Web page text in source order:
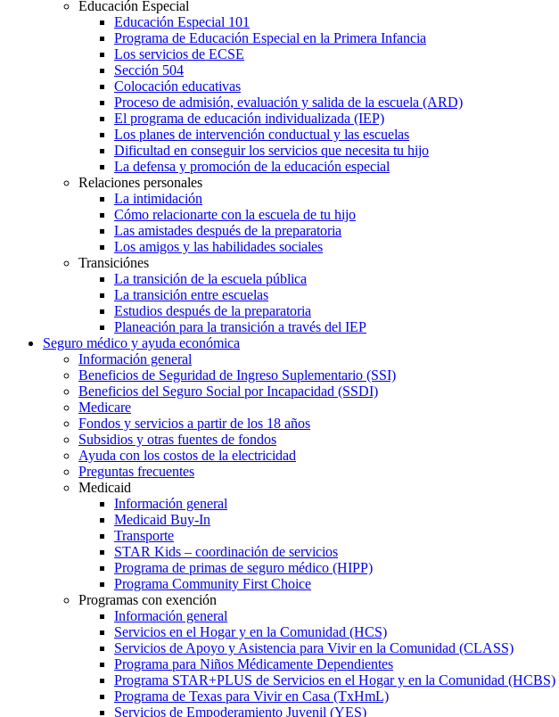
Educación Especial
Educación Especial 101
Programa de Educación Especial en la Primera Infancia
Los servicios de ECSE
Sección 504
Colocación educativas
Proceso de admisión, evaluación y salida de la escuela (ARD)
El programa de educación individualizada (IEP)
Los planes de intervención conductual y las escuelas
Dificultad en conseguir los servicios que necesita tu hijo
La defensa y promoción de la educación especial
Relaciones personales
La intimidación
Cómo relacionarte con la escuela de tu hijo
Las amistades después de la preparatoria
Los amigos y las habilidades sociales
Transiciónes
La transición de la escuela pública
La transición entre escuelas
Estudios después de la preparatoria
Planeación para la transición a través del IEP
Seguro médico y ayuda económica
Información general
Beneficios de Seguridad de Ingreso Suplementario (SSI)
Beneficios del Seguro Social por Incapacidad (SSDI)
Medicare
Fondos y servicios a partir de los 18 años
Subsidios y otras fuentes de fondos
Ayuda con los costos de la electricidad
Preguntas frecuentes
Medicaid
Información general
Medicaid Buy-In
Transporte
STAR Kids – coordinación de servicios
Programa de primas de seguro médico (HIPP)
Programa Community First Choice
Programas con exención
Información general
Servicios en el Hogar y en la Comunidad (HCS)
Servicios de Apoyo y Asistencia para Vivir en la Comunidad (CLASS)
Programa para Niños Médicamente Dependientes
Programa STAR+PLUS de Servicios en el Hogar y en la Comunidad (HCBS)
Programa de Texas para Vivir en Casa (TxHmL)
Servicios de Empoderamiento Juvenil (YES)